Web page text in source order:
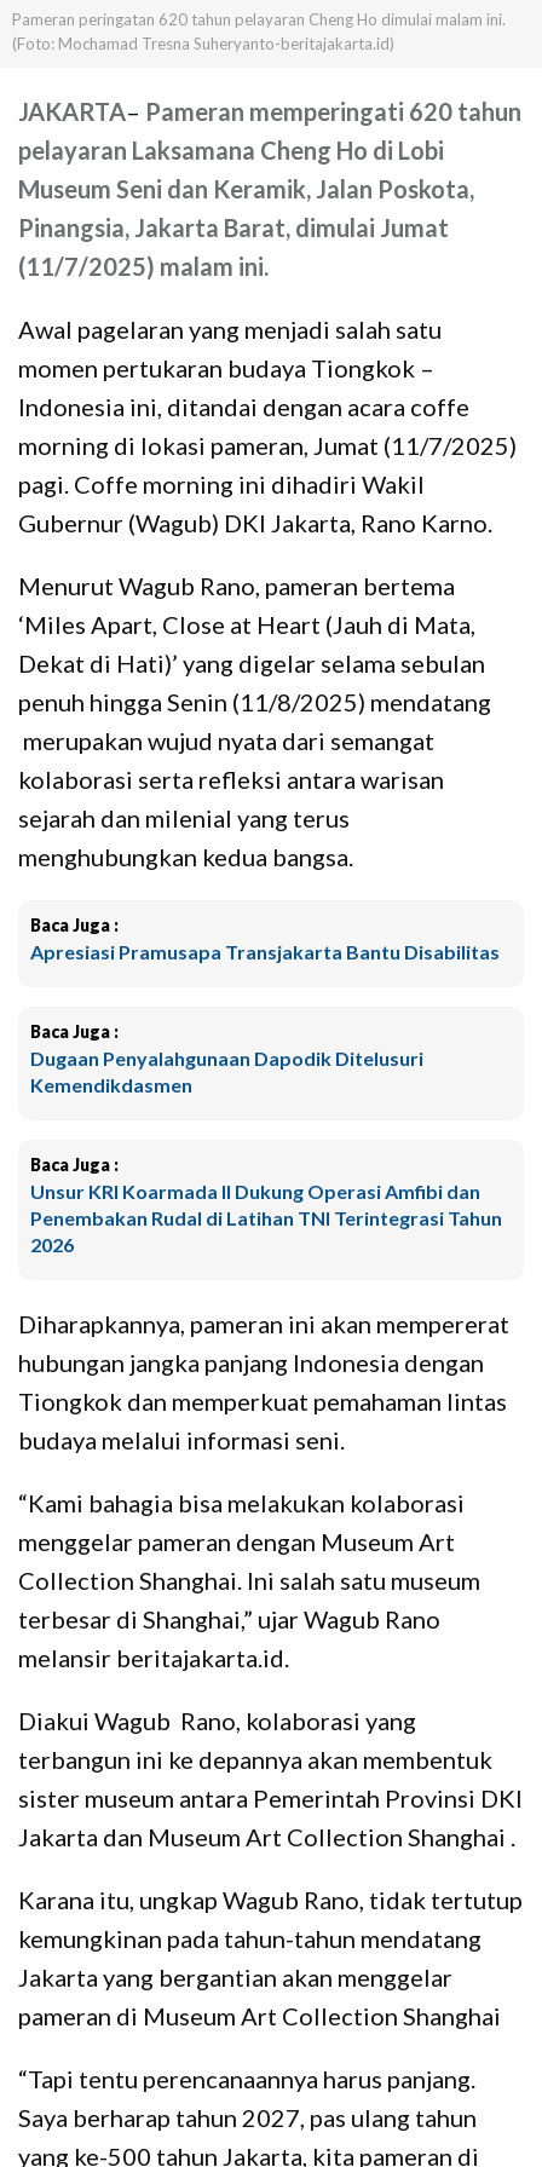
Pameran peringatan 620 tahun pelayaran Cheng Ho dimulai malam ini.
(Foto: Mochamad Tresna Suheryanto-beritajakarta.id)
JAKARTA– Pameran memperingati 620 tahun
pelayaran Laksamana Cheng Ho di Lobi
Museum Seni dan Keramik, Jalan Poskota,
Pinangsia, Jakarta Barat, dimulai Jumat
(11/7/2025) malam ini.
Awal pagelaran yang menjadi salah satu
momen pertukaran budaya Tiongkok –
Indonesia ini, ditandai dengan acara coffe
morning di lokasi pameran, Jumat (11/7/2025)
pagi. Coffe morning ini dihadiri Wakil
Gubernur (Wagub) DKI Jakarta, Rano Karno.
Menurut Wagub Rano, pameran bertema
‘Miles Apart, Close at Heart (Jauh di Mata,
Dekat di Hati)’ yang digelar selama sebulan
penuh hingga Senin (11/8/2025) mendatang
merupakan wujud nyata dari semangat
kolaborasi serta refleksi antara warisan
sejarah dan milenial yang terus
menghubungkan kedua bangsa.
Baca Juga :
Apresiasi Pramusapa Transjakarta Bantu Disabilitas
Baca Juga :
Dugaan Penyalahgunaan Dapodik Ditelusuri
Kemendikdasmen
Baca Juga :
Unsur KRI Koarmada II Dukung Operasi Amfibi dan
Penembakan Rudal di Latihan TNI Terintegrasi Tahun
2026
Diharapkannya, pameran ini akan mempererat
hubungan jangka panjang Indonesia dengan
Tiongkok dan memperkuat pemahaman lintas
budaya melalui informasi seni.
“Kami bahagia bisa melakukan kolaborasi
menggelar pameran dengan Museum Art
Collection Shanghai. Ini salah satu museum
terbesar di Shanghai,” ujar Wagub Rano
melansir beritajakarta.id.
Diakui Wagub Rano, kolaborasi yang
terbangun ini ke depannya akan membentuk
sister museum antara Pemerintah Provinsi DKI
Jakarta dan Museum Art Collection Shanghai .
Karana itu, ungkap Wagub Rano, tidak tertutup
kemungkinan pada tahun-tahun mendatang
Jakarta yang bergantian akan menggelar
pameran di Museum Art Collection Shanghai
“Tapi tentu perencanaannya harus panjang.
Saya berharap tahun 2027, pas ulang tahun
yang ke-500 tahun Jakarta, kita pameran di